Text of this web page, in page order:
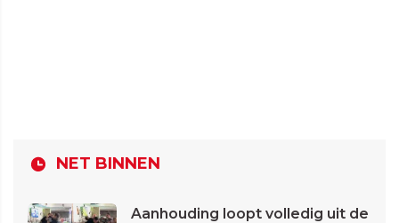
NET BINNEN
Aanhouding loopt volledig uit de